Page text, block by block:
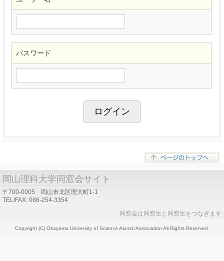
パスワード
同窓会は同窓生と同窓生をつなぎます
岡山理科大学同窓会サイト
〒700-0005 岡山市北区理大町1-1
TEL/FAX: 086-254-3354
Copyright (C) Okayama University of Science Alumni Association All Rights Reserved.